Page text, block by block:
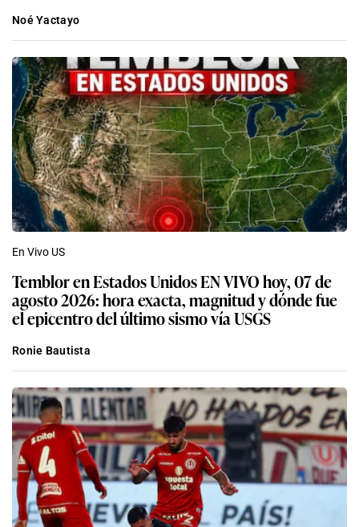
Noé Yactayo
En Vivo US
Temblor en Estados Unidos EN VIVO hoy, 07 de
agosto 2026: hora exacta, magnitud y dónde fue
el epicentro del último sismo vía USGS
Ronie Bautista